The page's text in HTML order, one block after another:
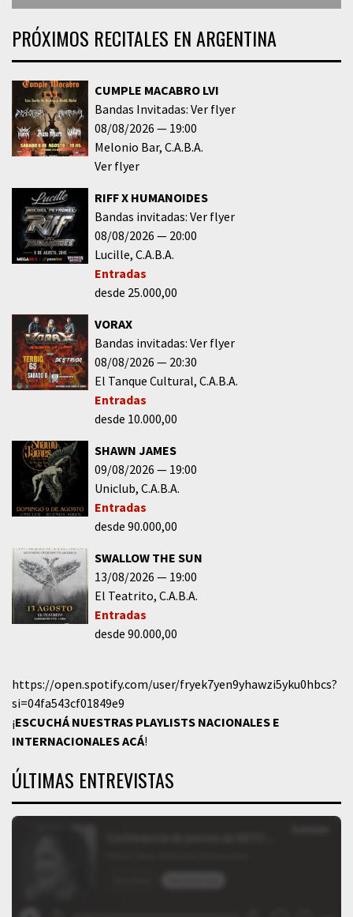
PRÓXIMOS RECITALES EN ARGENTINA
CUMPLE MACABRO LVI
Bandas Invitadas: Ver flyer
08/08/2026
19:00
Melonio Bar C.A.B.A.
Ver flyer
RIFF X HUMANOIDES
Bandas invitadas: Ver flyer
08/08/2026
20:00
Lucille C.A.B.A.
Entradas
desde 25.000,00
VORAX
Bandas invitadas: Ver flyer
08/08/2026
20:30
El Tanque Cultural C.A.B.A.
Entradas
desde 10.000,00
SHAWN JAMES
09/08/2026
19:00
Uniclub C.A.B.A.
Entradas
desde 90.000,00
SWALLOW THE SUN
13/08/2026
19:00
El Teatrito C.A.B.A.
Entradas
desde 90.000,00
https://open.spotify.com/user/fryek7yen9yhawzi5yku0hbcs?
si=04fa543cf01849e9
¡ESCUCHÁ NUESTRAS PLAYLISTS NACIONALES E
INTERNACIONALESACÁ!
ÚLTIMAS ENTREVISTAS